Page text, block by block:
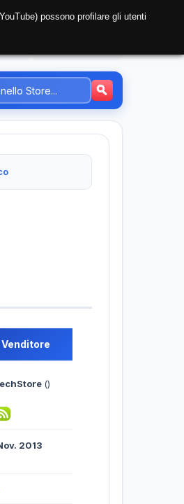
()
2013
possono profilare gli utenti